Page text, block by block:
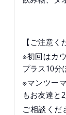
【ご注意く
※初回はカ
プラス10分
※マンツー
もお友達と
ご相談くだ